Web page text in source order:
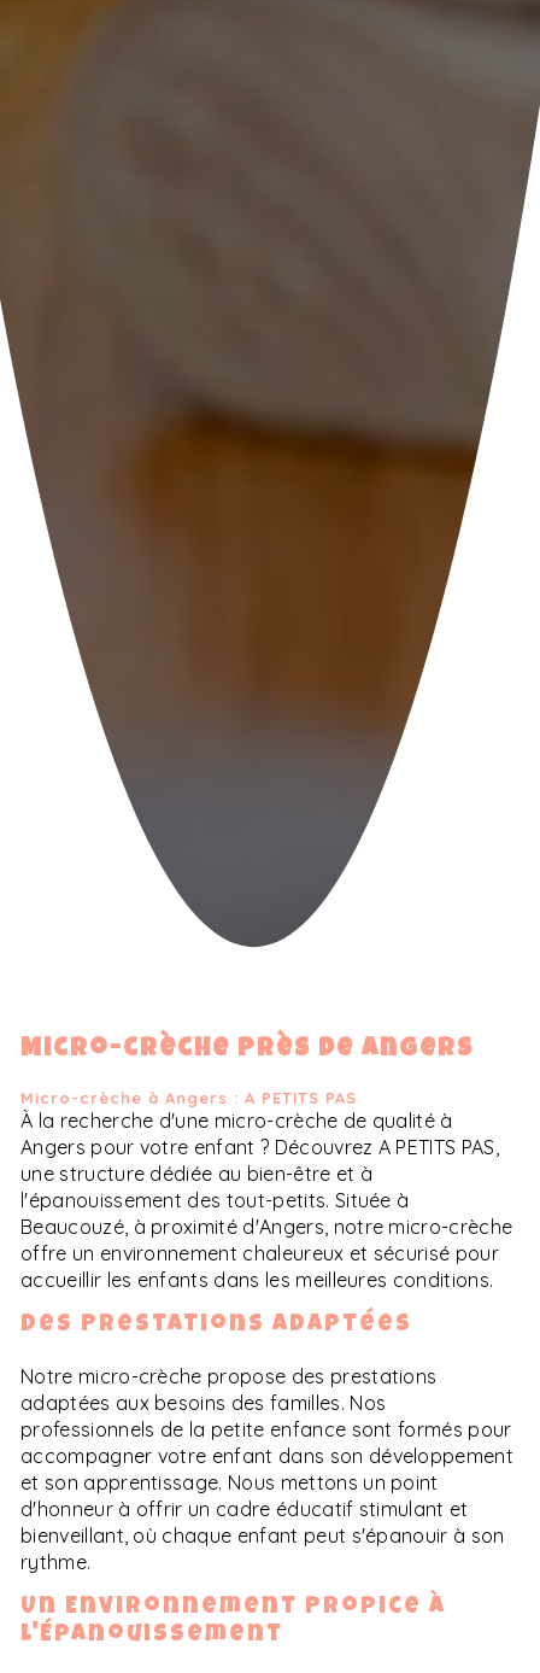
Micro-crèche près de Angers
Micro-crèche à Angers : A PETITS PAS
À la recherche d'une micro-crèche de qualité à
Angers pour votre enfant ? Découvrez A PETITS PAS,
une structure dédiée au bien-être et à
l'épanouissement des tout-petits. Située à
Beaucouzé, à proximité d'Angers, notre micro-crèche
offre un environnement chaleureux et sécurisé pour
accueillir les enfants dans les meilleures conditions.
Des Prestations Adaptées
Notre micro-crèche propose des prestations
adaptées aux besoins des familles. Nos
professionnels de la petite enfance sont formés pour
accompagner votre enfant dans son développement
et son apprentissage. Nous mettons un point
d'honneur à offrir un cadre éducatif stimulant et
bienveillant, où chaque enfant peut s'épanouir à son
rythme.
Un Environnement Propice à
l'Épanouissement